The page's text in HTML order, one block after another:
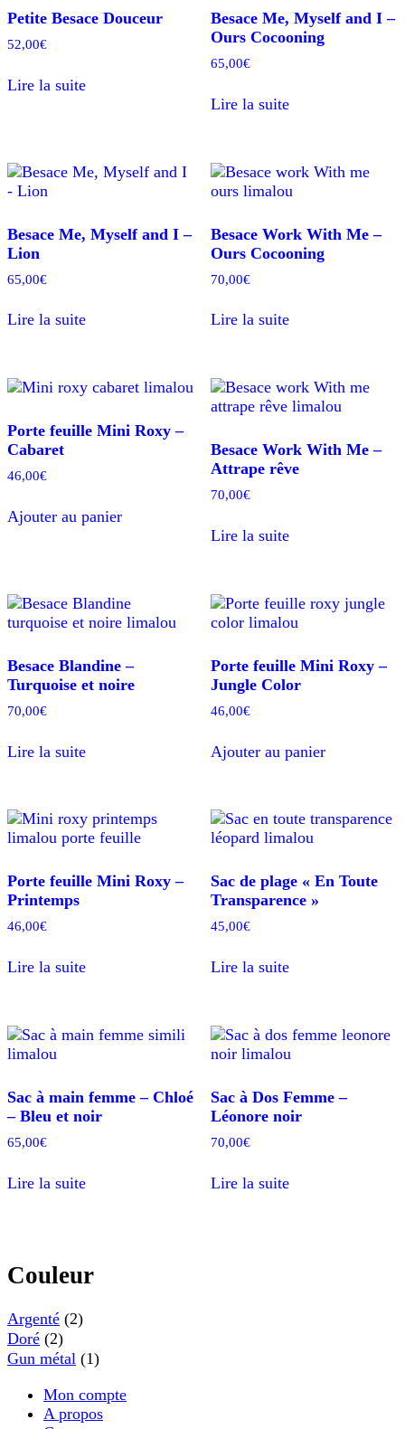
Petite Besace Douceur
52,00€
Lire la suite
Besace Me, Myself and I –
Ours Cocooning
65,00€
Lire la suite
Besace Me, Myself and I –
Lion
65,00€
Lire la suite
Besace Work With Me –
Ours Cocooning
70,00€
Lire la suite
Porte feuille Mini Roxy –
Cabaret
46,00€
Ajouter au panier
Besace Work With Me –
Attrape rêve
70,00€
Lire la suite
Besace Blandine –
Turquoise et noire
70,00€
Lire la suite
Porte feuille Mini Roxy –
Jungle Color
46,00€
Ajouter au panier
Porte feuille Mini Roxy –
Printemps
46,00€
Lire la suite
Sac de plage « En Toute
Transparence »
45,00€
Lire la suite
Sac à main femme – Chloé
– Bleu et noir
65,00€
Lire la suite
Sac à Dos Femme –
Léonore noir
70,00€
Lire la suite
Couleur
Argenté (2)
Doré (2)
Gun métal (1)
Mon compte
A propos